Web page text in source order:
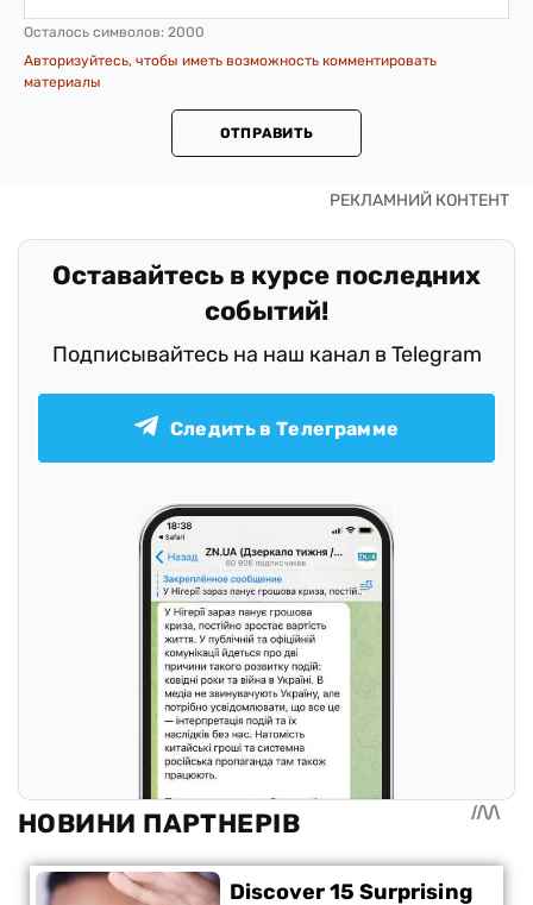
Осталось символов: 2000
Авторизуйтесь, чтобы иметь возможность комментировать
материалы
ОТПРАВИТЬ
Оставайтесь в курсе последних
событий!
Подписывайтесь на наш канал в Telegram
Следить в Телеграмме